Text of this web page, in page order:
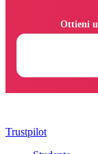
Trustpilot